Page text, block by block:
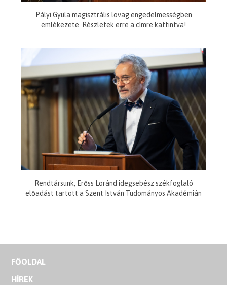
Pályi Gyula magisztrális lovag engedelmességben
emlékezete. Részletek erre a címre kattintva!
Rendtársunk, Erőss Loránd idegsebész székfoglaló
előadást tartott a Szent István Tudományos Akadémián
FŐOLDAL
HÍREK